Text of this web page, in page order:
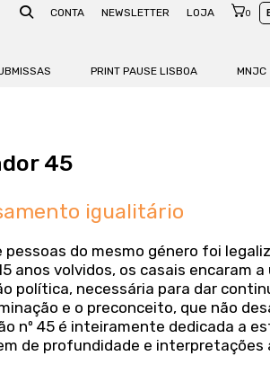
CONTA NEWSLETTER LOJA 0
PRINT PAUSE LISBOA MNJC
45
igualitário
do mesmo género foi
anos volvidos, os casais encaram a
política, necessária para dar
e o preconceito, que não
nº 45 é inteiramente dedicada a
de profundidade e interpretações